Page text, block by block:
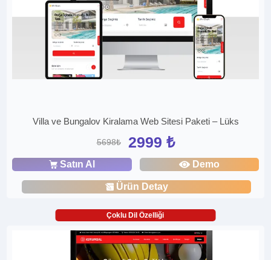
Villa ve Bungalov Kiralama Web Sitesi Paketi – Lüks
5698₺ 2999 ₺
Satın Al Demo
Ürün Detay
Çoklu Dil Özelliği